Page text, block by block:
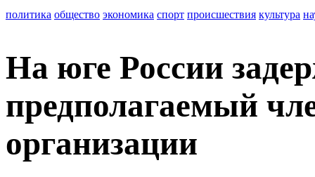
политика общество экономика спорт происшествия культура
На юге России
предполагаемый
организации